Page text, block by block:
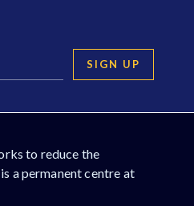
SIGN UP
to reduce the
a permanent centre at